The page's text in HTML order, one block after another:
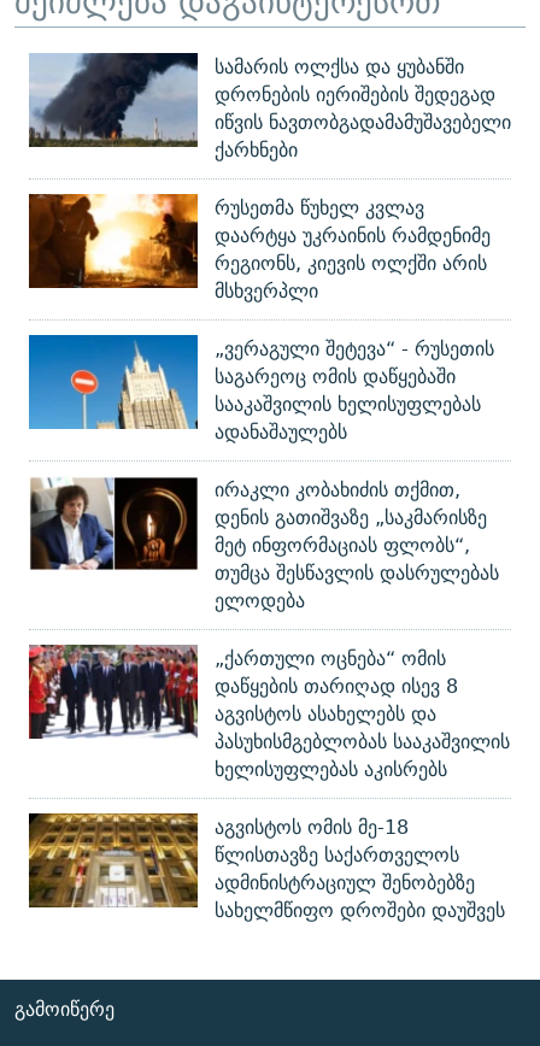
სამარის ოლქსა და ყუბანში
დრონების იერიშების შედეგად
იწვის ნავთობგადამამუშავებელი
ქარხნები
რუსეთმა წუხელ კვლავ
დაარტყა უკრაინის რამდენიმე
რეგიონს, კიევის ოლქში არის
მსხვერპლი
„ვერაგული შეტევა“ - რუსეთის
საგარეოც ომის დაწყებაში
სააკაშვილის ხელისუფლებას
ადანაშაულებს
ირაკლი კობახიძის თქმით,
დენის გათიშვაზე „საკმარისზე
მეტ ინფორმაციას ფლობს“,
თუმცა შესწავლის დასრულებას
ელოდება
„ქართული ოცნება“ ომის
დაწყების თარიღად ისევ 8
აგვისტოს ასახელებს და
პასუხისმგებლობას სააკაშვილის
ხელისუფლებას აკისრებს
აგვისტოს ომის მე-18
წლისთავზე საქართველოს
ადმინისტრაციულ შენობებზე
სახელმწიფო დროშები დაუშვეს
ᲒᲐᲛᲝᲘᲬᲔᲠᲔ